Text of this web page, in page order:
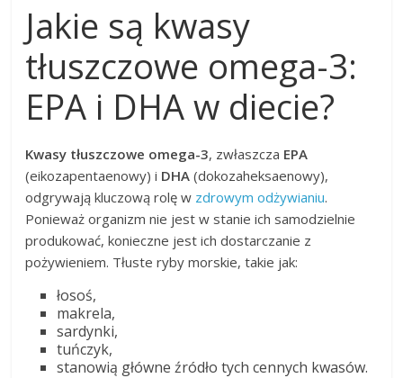
Jakie są kwasy
tłuszczowe omega-3:
EPA i DHA w diecie?
Kwasy tłuszczowe omega-3, zwłaszcza EPA
(eikozapentaenowy) i DHA (dokozaheksaenowy),
odgrywają kluczową rolę w zdrowym odżywianiu.
Ponieważ organizm nie jest w stanie ich samodzielnie
produkować, konieczne jest ich dostarczanie z
pożywieniem. Tłuste ryby morskie, takie jak:
łosoś,
makrela,
sardynki,
tuńczyk,
stanowią główne źródło tych cennych kwasów.